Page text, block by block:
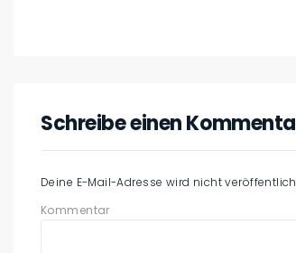
Schreibe einen
Deine E-Mail-Adresse wird nicht
Kommentar